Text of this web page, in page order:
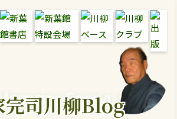
Senryu Blog
完司川柳Blog